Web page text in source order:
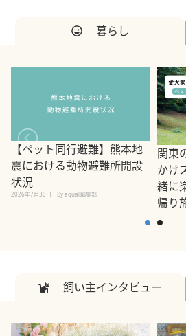
暮らし
【ペット同行避難】熊本地
震における動物避難所開設
状況
2026年7月30日 By equall編集部
関東
かけ
緒に
帰り
飼い主インタビュー